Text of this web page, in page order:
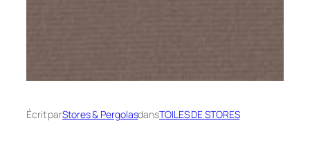
Écrit parStores & PergolasdansTOILES DE STORES